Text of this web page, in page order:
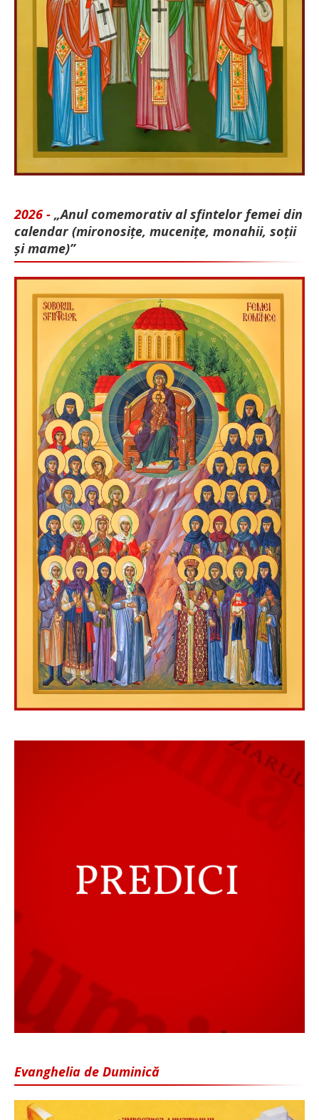
2026 - „Anul comemorativ al sfintelor femei din
calendar (mironosițe, mu­cenițe, monahii, soții
și mame)”
Evanghelia de Duminică